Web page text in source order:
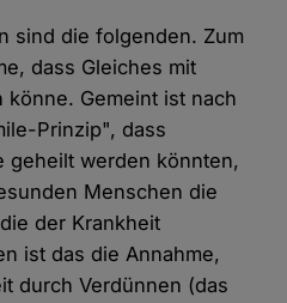
sind die folgenden. Zum
dass Gleiches mit
Gemeint ist nach
Prinzip", dass
geheilt werden könnten,
Menschen die
der Krankheit
ist das die Annahme,
durch Verdünnen (das